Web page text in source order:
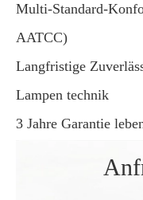
Multi-Standard-
AATCC)
Langfristige
Lampen technik
3 Jahre Garantie